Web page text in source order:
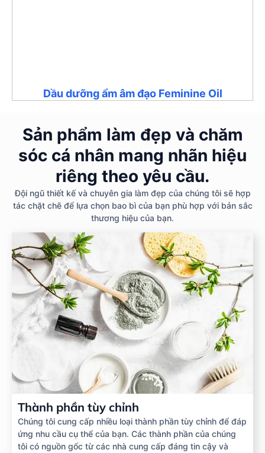
Dầu dưỡng ẩm âm đạo Feminine Oil
Sản phẩm làm đẹp và chăm
sóc cá nhân mang nhãn hiệu
riêng theo yêu cầu.
Đội ngũ thiết kế và chuyên gia làm đẹp của chúng tôi sẽ hợp
tác chặt chẽ để lựa chọn bao bì của bạn phù hợp với bản sắc
thương hiệu của bạn.
Thành phần tùy chỉnh
Chúng tôi cung cấp nhiều loại thành phần tùy chỉnh để đáp
ứng nhu cầu cụ thể của bạn. Các thành phần của chúng
tôi có nguồn gốc từ các nhà cung cấp đáng tin cậy và